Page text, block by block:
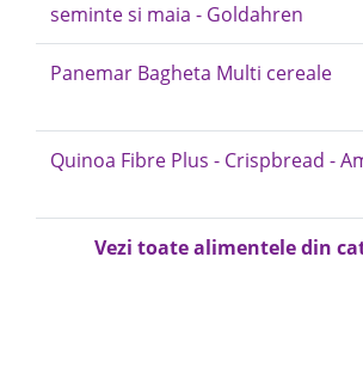
seminte si maia - Goldahren
Panemar Bagheta Multi cereale
Quinoa Fibre Plus - Crispbread -
Vezi toate alimentele din